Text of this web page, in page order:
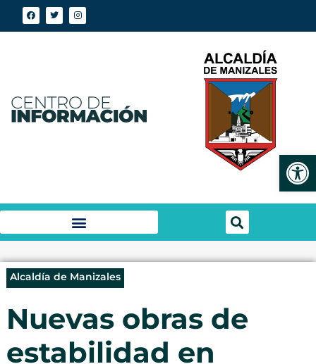
Alcaldía de Manizales
Nuevas obras de
estabilidad en